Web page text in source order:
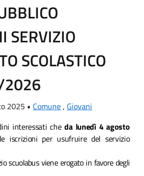
SERVIZIO
SCOLASTICO
2026
2025 • Comune, Giovani
interessati cheda lunedì 4 agosto
iscrizioni per usufruire del servizio
scuolabus viene erogato in favore degli